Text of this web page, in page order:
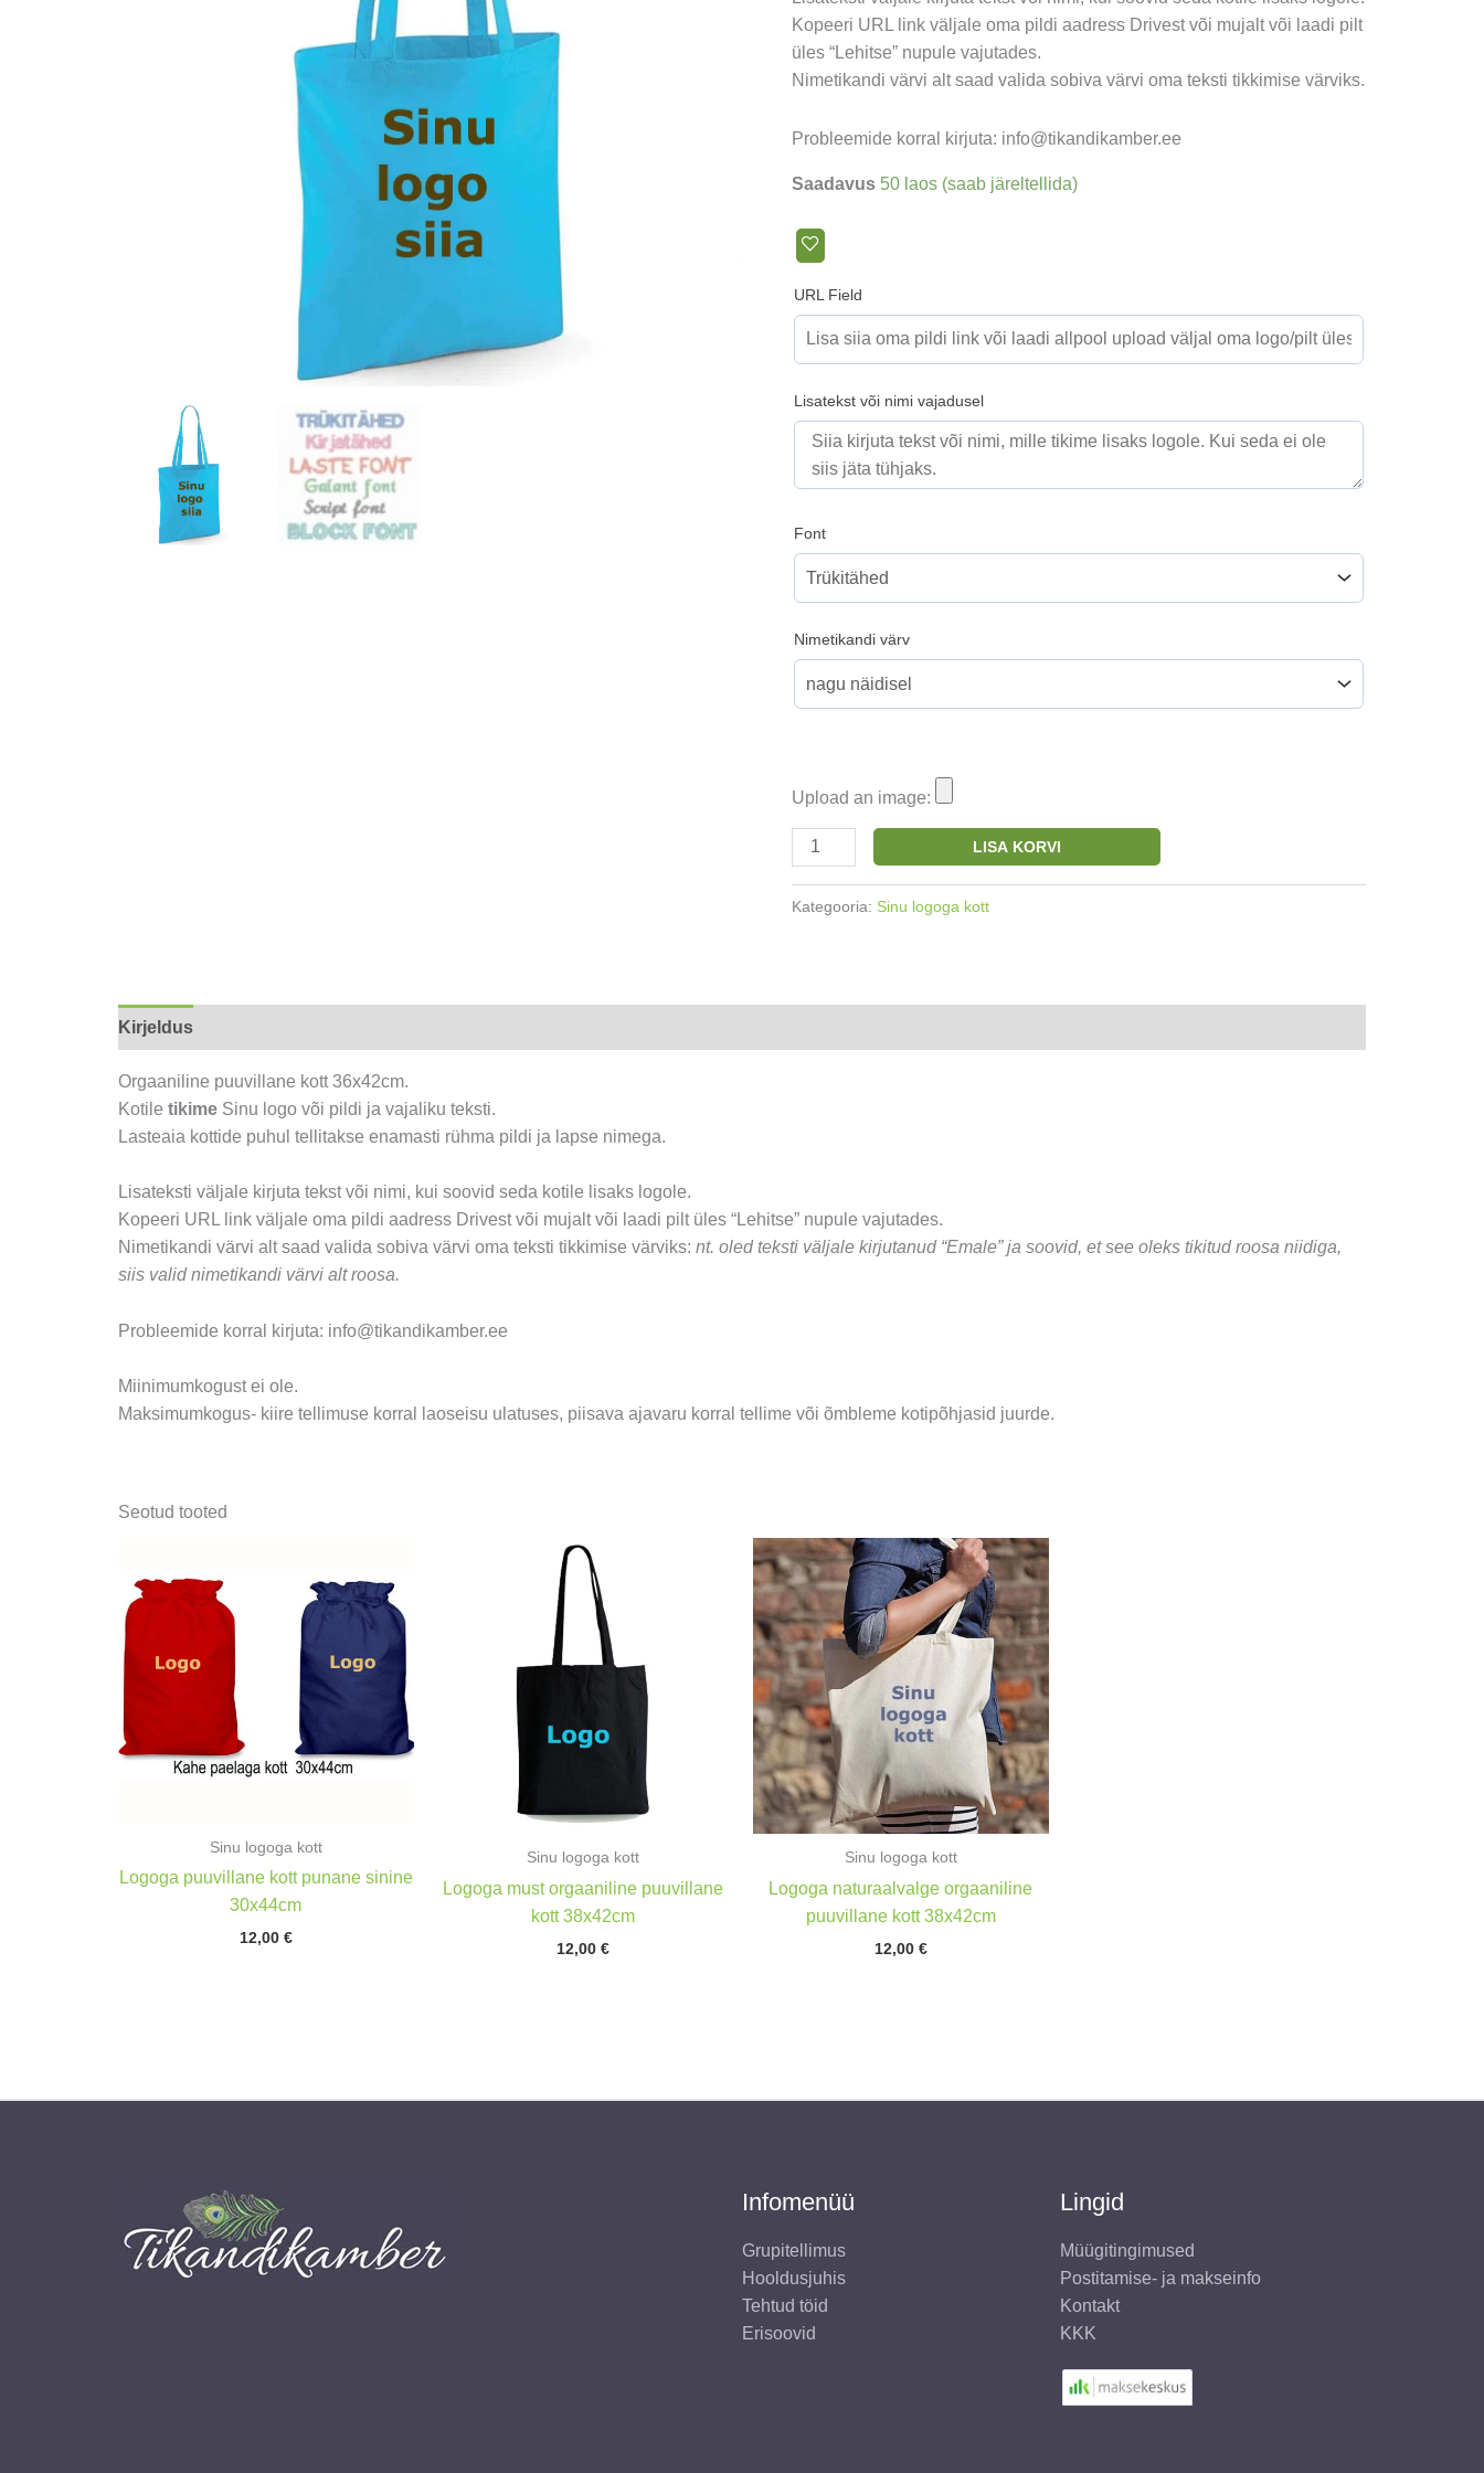
Kopeeri URL link väljale oma pildi aadress Drivest või mujalt või laadi pilt
üles “Lehitse” nupule vajutades.
Nimetikandi värvi alt saad valida sobiva värvi oma teksti tikkimise värviks.
Probleemide korral kirjuta: info@tikandikamber.ee
Saadavus 50 laos (saab järeltellida)
URL Field
Lisatekst või nimi vajadusel
Font
Nimetikandi värv
Upload an image:
Logoga
orgaaniline
kogus
LISA KORVI
Kategooria: Sinu logoga kott
Kirjeldus
Orgaaniline puuvillane kott 36x42cm.
Kotile tikime Sinu logo või pildi ja vajaliku teksti.
Lasteaia kottide puhul tellitakse enamasti rühma pildi ja lapse nimega.
Lisateksti väljale kirjuta tekst või nimi, kui soovid seda kotile lisaks logole.
Kopeeri URL link väljale oma pildi aadress Drivest või mujalt või laadi pilt üles “Lehitse” nupule vajutades.
Nimetikandi värvi alt saad valida sobiva värvi oma teksti tikkimise värviks: nt. oled teksti väljale kirjutanud “Emale” ja soovid, et see oleks tikitud roosa niidiga,
siis valid nimetikandi värvi alt roosa.
Probleemide korral kirjuta: info@tikandikamber.ee
Miinimumkogust ei ole.
Maksimumkogus- kiire tellimuse korral laoseisu ulatuses, piisava ajavaru korral tellime või õmbleme kotipõhjasid juurde.
Seotud tooted
Sinu logoga kott
Logoga puuvillane kott punane sinine
30x44cm
12,00 €
Sinu logoga kott
Logoga must orgaaniline puuvillane
kott 38x42cm
12,00€
Sinu logoga kott
Logoga naturaalvalge orgaaniline
puuvillane kott 38x42cm
12,00 €
Infomenüü
Grupitellimus
Hooldusjuhis
Tehtud töid
Erisoovid
Lingid
Müügitingimused
Postitamise- ja makseinfo
Kontakt
KKK